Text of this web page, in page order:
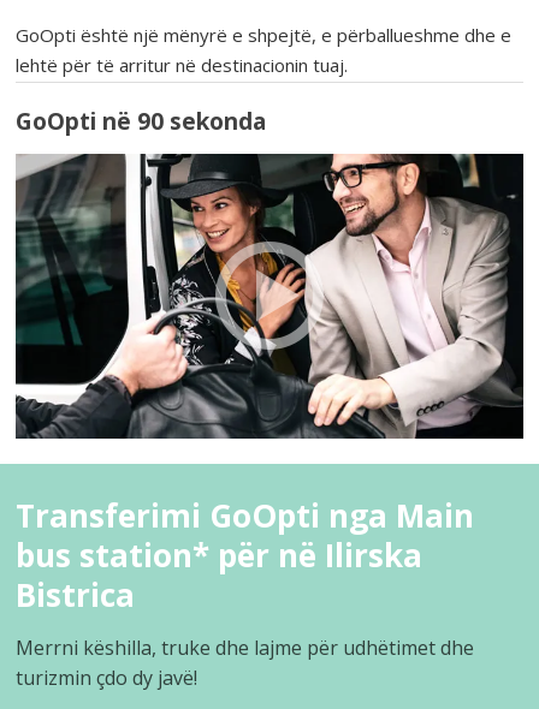
GoOpti është një mënyrë e shpejtë, e përballueshme dhe e
lehtë për të arritur në destinacionin tuaj.
GoOpti në 90 sekonda
Transferimi GoOpti nga Main
bus station* për në Ilirska
Bistrica
Merrni këshilla, truke dhe lajme për udhëtimet dhe
turizmin çdo dy javë!